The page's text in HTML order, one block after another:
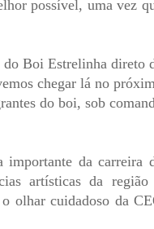
possível, uma vez
do Boi Estrelinha direto
chegar lá no
do boi, sob
importante da carreira
artísticas da região
olhar cuidadoso da